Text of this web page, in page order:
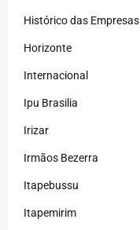
Histórico das Empresas
Horizonte
Internacional
Ipu Brasilia
Irizar
Irmãos Bezerra
Itapebussu
Itapemirim